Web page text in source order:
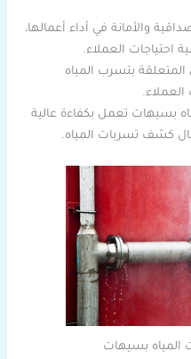
والأمانة في أداء أعمالها،
احتياجات العملاء.
بتسرب المياه
العملاء.
بسيهات تعمل بكفاءة عالية
كشف تسربات المياه.
بسيهات